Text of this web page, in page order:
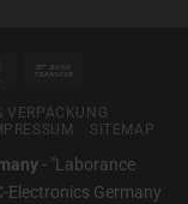
MasterCard
VERPACKUNG
SITEMAP
- "Laborance
Electronics Germany